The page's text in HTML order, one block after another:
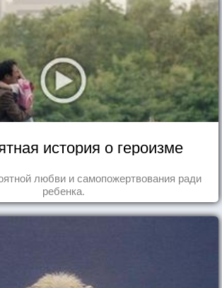
история о героизме
любви и самопожертвования ради
ребенка.